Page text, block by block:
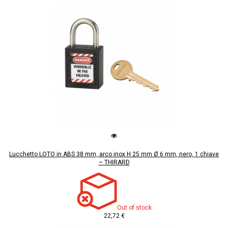
Lucchetto LOTO in ABS 38 mm, arco inox H 25 mm Ø 6 mm, nero, 1 chiave
– THIRARD
Out of stock
22,72 €